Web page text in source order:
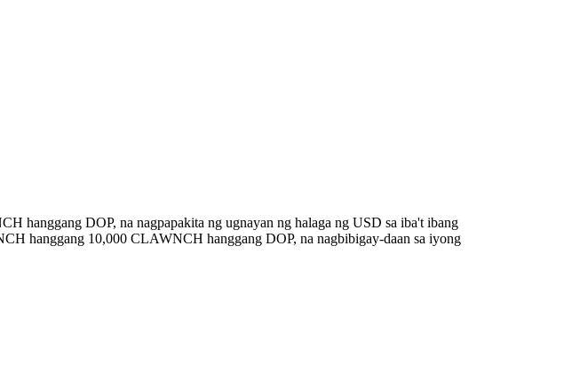
hanggang DOP, na nagpapakita ng ugnayan ng halaga ng USD sa iba't ibang
hanggang 10,000 CLAWNCH hanggang DOP, na nagbibigay-daan sa iyong